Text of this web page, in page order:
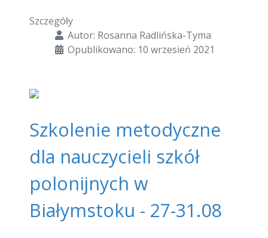
Szczegóły
Autor: Rosanna Radlińska-Tyma
Opublikowano: 10 wrzesień 2021
Szkolenie metodyczne
dla nauczycieli szkół
polonijnych w
Białymstoku - 27-31.08